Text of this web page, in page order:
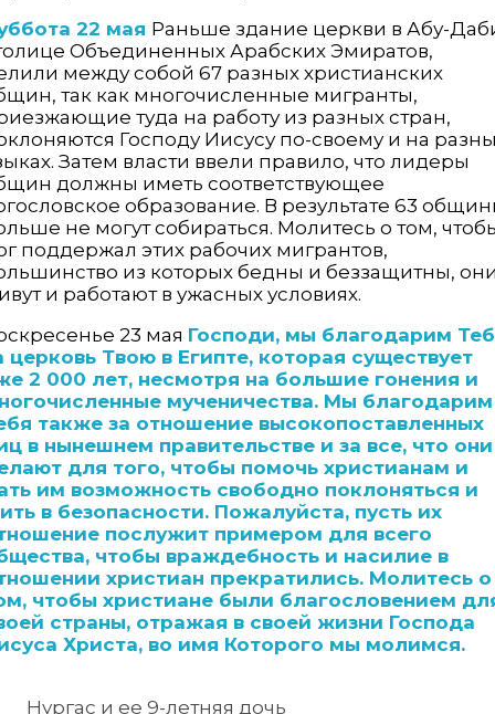
22 мая Раньше здание церкви в Абу-
Объединенных Арабских Эмиратов,
между собой 67 разных христианских
так как многочисленные мигранты,
туда на работу из разных стран,
Господу Иису­су по-своему и на
Затем власти ввели правило, что лидеры
должны иметь соответствующее
образование. В результате 63
не могут собираться. Молитесь о том,
поддержал этих рабочих мигрантов,
из которых бедны и беззащитны,
и работают в ужасных условиях.
23 мая Господи, мы благодарим
церковь Твою в Египте, которая существует
2 000 лет, несмотря на большие гонения и
мученичества. Мы благодарим
также за отношение высокопоставленных
в нынешнем правительстве и за все, что они
для того, чтобы помочь христианам и
им возможность свободно поклоняться и
в безопасности. Пожалуйста, пусть их
послужит примером для всего
чтобы враждебность и насилие в
христиан прекратились. Молитесь о
чтобы христиане были благословением
страны, отражая в своей жизни Господа
Христа, во имя Которого мы молимся.
Нургас и ее 9-летняя дочь